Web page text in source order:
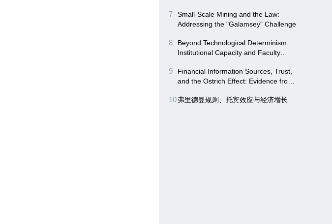
7
Small-Scale Mining and the Law:
Addressing the "Galamsey" Challenge
8
Beyond Technological Determinism:
Institutional Capacity and Faculty
Higher Education-Evidence from
Northwest China
9
Financial Information Sources, Trust,
and the Ostrich Effect: Evidence from
Market Crisis
10弗里德曼规则、托宾效应与经济增长